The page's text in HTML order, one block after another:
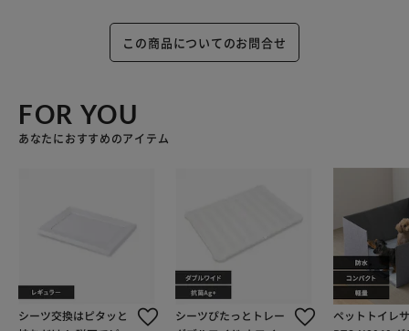
この商品についてのお問合せ
FOR YOU
あなたにおすすめのアイテム
シーツ交換はピタッと
シーツぴたっとトレー
ペットトイレ